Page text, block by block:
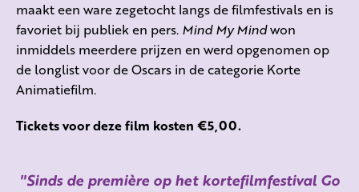
maakt een ware zegetocht langs de filmfestivals en is
favoriet bij publiek en pers. Mind My Mindwon
inmiddels meerdere prijzen en werd opgenomen op
de longlist voor de Oscars in de categorie Korte
Animatiefilm.
Tickets voor deze film kosten €5,00.
Sinds de première op het kortefilmfestival Go